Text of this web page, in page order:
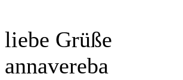
liebe Grüße
annavereba